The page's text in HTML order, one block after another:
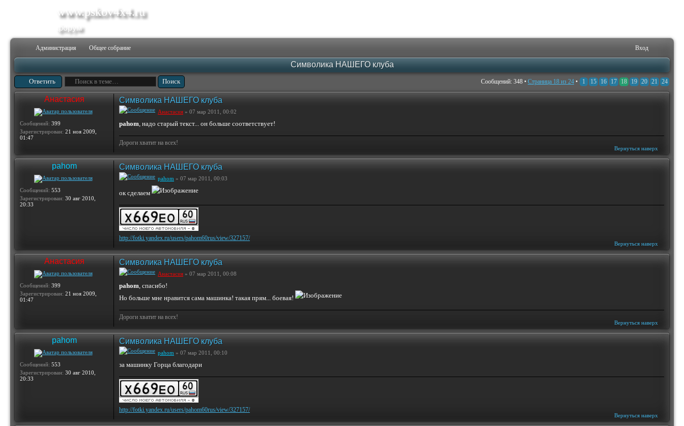
www.pskov4x4.ru
форум
Администрация Общее собрание Вход
Символика НАШЕГО клуба
Ответить Сообщений: 348 • Страница 18 из 24 • 1 15 16 17 18 19 20 21 24
Анастасия
Сообщений: 399
Зарегистрирован: 21 ноя 2009,
01:47
Символика НАШЕГО клуба
Анастасия » 07 мар 2011, 00:02
pahom, надо старый текст... он больше соответствует!
Дороги хватит на всех!
Вернуться наверх
pahom
Сообщений: 553
Зарегистрирован: 30 авг 2010,
20:33
Символика НАШЕГО клуба
pahom » 07 мар 2011, 00:03
ок сделаем
http://fotki.yandex.ru/users/pahom60rus/view/327157/
Вернуться наверх
Анастасия
Сообщений: 399
Зарегистрирован: 21 ноя 2009,
01:47
Символика НАШЕГО клуба
Анастасия » 07 мар 2011, 00:08
pahom, спасибо!
Но больше мне нравится сама машинка! такая прям... боевая!
Дороги хватит на всех!
Вернуться наверх
pahom
Сообщений: 553
Зарегистрирован: 30 авг 2010,
20:33
Символика НАШЕГО клуба
pahom » 07 мар 2011, 00:10
за машинку Горца благодари
http://fotki.yandex.ru/users/pahom60rus/view/327157/
Вернуться наверх